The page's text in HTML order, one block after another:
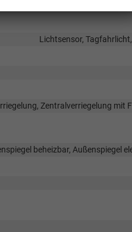
Park
Lichtsensor,
Zentralverriegelung mit
beheizbar, Außenspiegel